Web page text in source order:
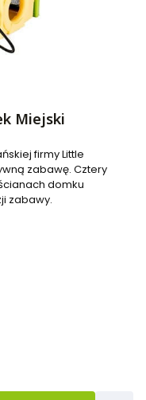
Miejski
firmy Little
zabawę. Cztery
domku
zabawy.